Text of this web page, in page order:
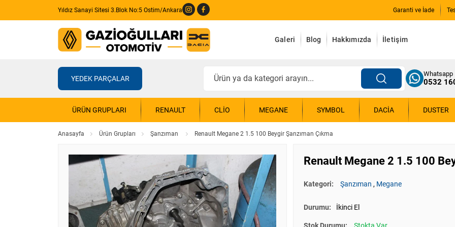
Yıldız Sanayi Sitesi 3.Blok No:5 Ostim/Ankara Garanti ve İade
Galeri Blog Hakkımızda İletişim
YEDEK PARÇALAR
Whatsapp
0532
ÜRÜN GRUPLARI RENAULT CLIO MEGANE SYMBOL DACIA DUSTER
Anasayfa Ürün Grupları Şanzıman Renault Megane 2 1.5 100 Beygir Şanzıman Çıkma
Renault Megane 2 1.5 100
Kategori: Şanzıman , Megane
Durumu: İkinci El